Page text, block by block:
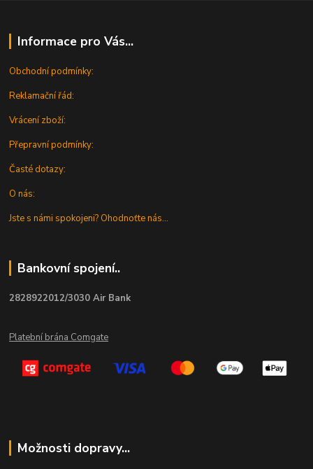
Informace pro Vás...
Obchodní podmínky:
Reklamační řád:
Vrácení zboží:
Přepravní podmínky:
Časté dotazy:
O nás:
Jste s námi spokojeni? Ohodnoťte nás...
Bankovní spojení..
2828922012/3030 Air Bank
Platební brána Comgate
Možnosti dopravy...